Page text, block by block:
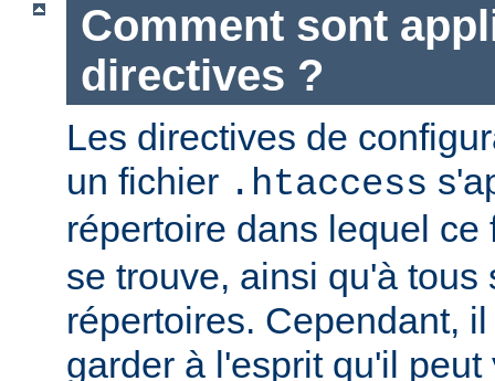
Comment sont
directives ?
Les directives de
un fichier .htaccess
répertoire dans lequel
se trouve, ainsi qu'à tous
répertoires. Cependant,
garder à l'esprit qu'il